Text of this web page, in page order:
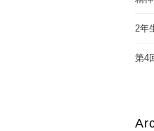
2年
第4